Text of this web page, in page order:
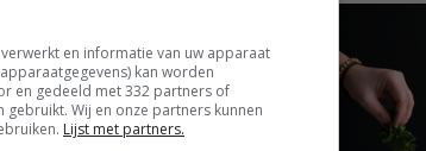
en informatie van uw apparaat
kan worden
en gedeeld met 332 partners of
Wij en onze partners kunnen
Lijst met partners.